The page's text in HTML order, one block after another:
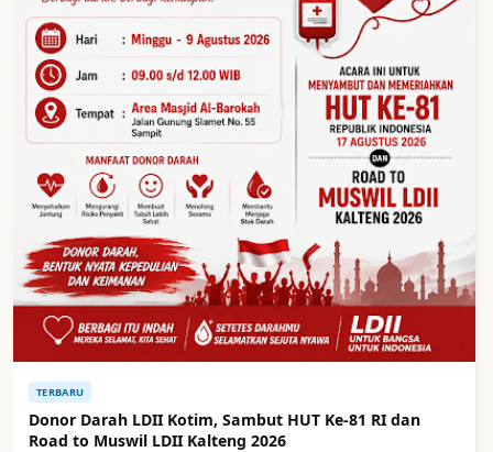
TERBARU
Donor Darah LDII Kotim, Sambut HUT Ke-81 RI dan
Road to Muswil LDII Kalteng 2026